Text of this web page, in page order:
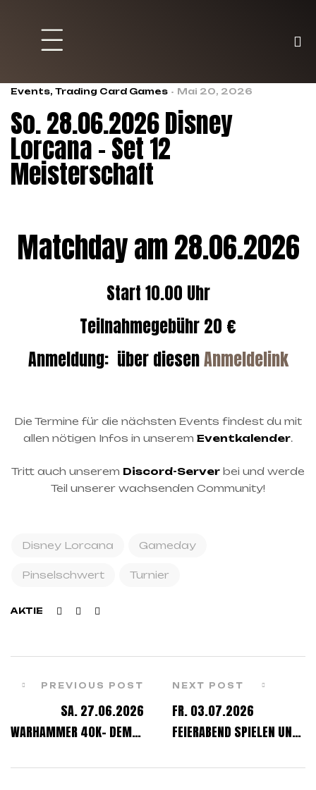
Events, Trading Card Games Mai 20, 2026
So. 28.06.2026 Disney
Lorcana – Set 12
Meisterschaft
Matchday am 28.06.2026
Start 10.00 Uhr
Teilnahmegebühr 20 €
Anmeldung: über diesenAnmeldelink
Die Termine für die nächsten Events findest du mit
allen nötigen Infos in unserem Eventkalender.
Tritt auch unserem Discord-Server bei und werde
Teil unserer wachsenden Community!
Disney Lorcana Gameday
Pinselschwert Turnier
AKTIE Facebook
Twitter
PREVIOUS POST
SA. 27.06.2026
WARHAMMER 40K- DEMO-
NEXT POST
FR. 03.07.2026
FEIERABEND SPIELEN UND
WOCHENENDE STARTEN